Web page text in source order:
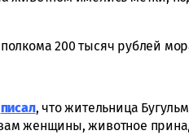
200 тысяч рублей
писал, что жительница
женщины, животное